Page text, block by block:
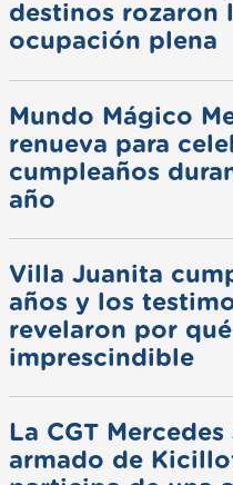
destinos rozaron
ocupación plena
Mundo Mágico
renueva para
cumpleaños
año
Villa Juanita
años y los
revelaron por
imprescindible
La CGT Mercedes
armado de